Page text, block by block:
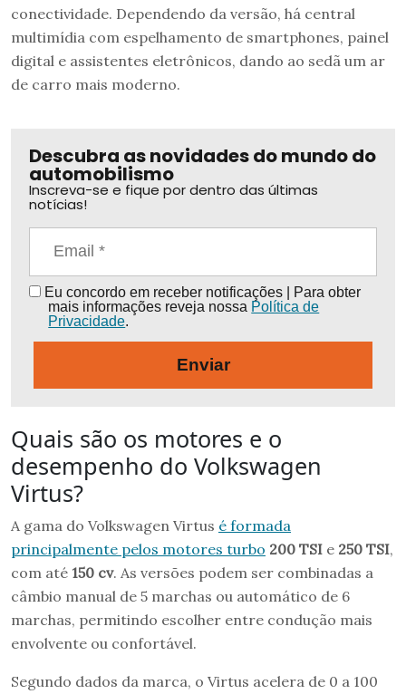
conectividade. Dependendo da versão, há central
multimídia com espelhamento de smartphones, painel
digital e assistentes eletrônicos, dando ao sedã um ar
de carro mais moderno.
Descubra as novidades do mundo do
automobilismo
Inscreva-se e fique por dentro das últimas
notícias!
Eu concordo em receber notificações | Para obter
mais informações reveja nossa Política de
Privacidade.
Enviar
Quais são os motores e o
desempenho do Volkswagen
Virtus?
A gama do Volkswagen Virtus é formada
principalmente pelos motores turbo 200 TSI e 250 TSI,
com até 150 cv. As versões podem ser combinadas a
câmbio manual de 5 marchas ou automático de 6
marchas, permitindo escolher entre condução mais
envolvente ou confortável.
Segundo dados da marca, o Virtus acelera de 0 a 100